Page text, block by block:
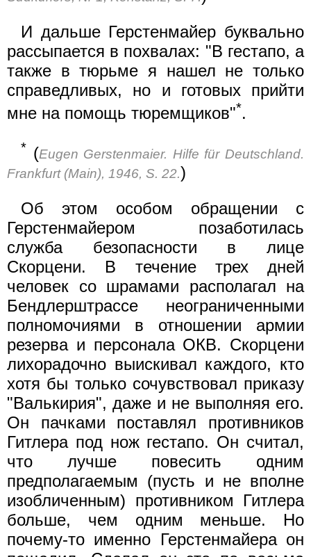
И дальше Герстенмайер буквально
рассыпается в похвалах: "В гестапо, а
также в тюрьме я нашел не только
справедливых, но и готовых прийти
мне на помощь тюремщиков"*.
* (Eugen Gerstenmaier. Hilfe für Deutschland.
Frankfurt (Main), 1946, S. 22.)
Об этом особом обращении с
Герстенмайером позаботилась
служба безопасности в лице
Скорцени. В течение трех дней
человек со шрамами располагал на
Бендлерштрассе неограниченными
полномочиями в отношении армии
резерва и персонала ОКВ. Скорцени
лихорадочно выискивал каждого, кто
хотя бы только сочувствовал приказу
"Валькирия", даже и не выполняя его.
Он пачками поставлял противников
Гитлера под нож гестапо. Он считал,
что лучше повесить одним
предполагаемым (пусть и не вполне
изобличенным) противником Гитлера
больше, чем одним меньше. Но
почему-то именно Герстенмайера он